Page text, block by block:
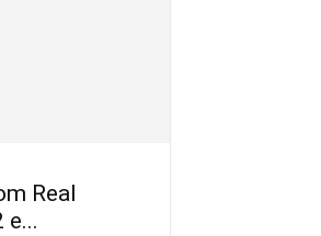
Real
e...